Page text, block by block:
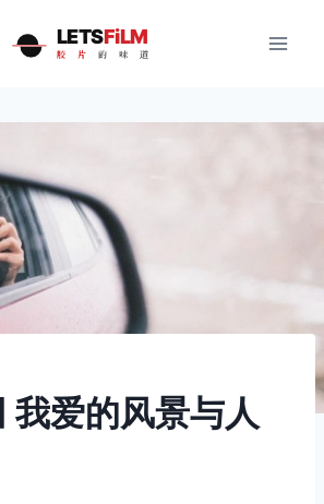
LETSFiLM
胶 片 的 味 道
爱的风景与人